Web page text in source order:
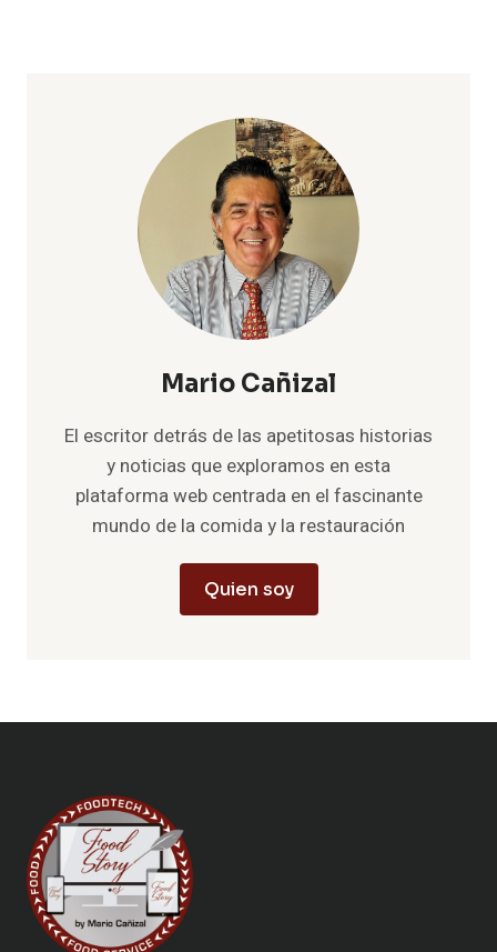
Mario Cañizal
El escritor detrás de las apetitosas historias
y noticias que exploramos en esta
plataforma web centrada en el fascinante
mundo de la comida y la restauración
Quien soy